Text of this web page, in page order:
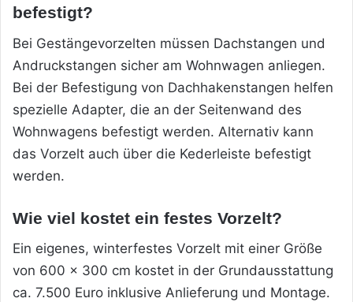
befestigt?
Bei Gestängevorzelten müssen Dachstangen und
Andruckstangen sicher am Wohnwagen anliegen.
Bei der Befestigung von Dachhakenstangen helfen
spezielle Adapter, die an der Seitenwand des
Wohnwagens befestigt werden. Alternativ kann
das Vorzelt auch über die Kederleiste befestigt
werden.
Wie viel kostet ein festes Vorzelt?
Ein eigenes, winterfestes Vorzelt mit einer Größe
von 600 x 300 cm kostet in der Grundausstattung
ca. 7.500 Euro inklusive Anlieferung und Montage.